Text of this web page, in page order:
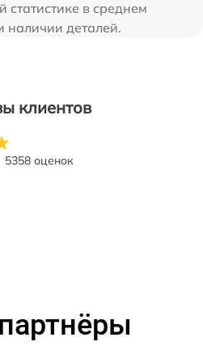
статистике в среднем
наличии деталей.
клиентов
5358 оценок